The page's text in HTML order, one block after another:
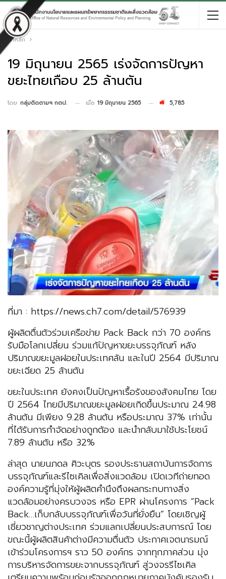
หน้าหลัก
19 มิถุนายน 2565 เร่งจัดการปัญหา
ขยะไทยเกือบ 25 ล้านตัน
โดย กลุ่มติดตามฯ กตป. เมื่อ 19 มิถุนายน 2565 5,785
ที่มา : https://news.ch7.com/detail/576939
ผู้ผลิตตื่นตัวร่วมเครือข่าย Pack Back กว่า 70 องค์กร
รับมือโลกเปลี่ยน ร่วมแก้ปัญหาขยะบรรจุภัณฑ์ หลัง
ปริมาณขยะมูลฝอยในประเทศล้น และในปี 2564 มีปริมาณ
ขยะเฉียด 25 ล้านตัน
ขยะในประเทศ ยังคงเป็นปัญหาเรื้อรังของสังคมไทย โดย
ปี 2564 ไทยมีปริมาณขยะมูลฝอยเกิดขึ้นประมาณ 24.98
ล้านตัน มีเพียง 9.28 ล้านตัน หรือประมาณ 37% เท่านั้น
ที่ได้รับการกำจัดอย่างถูกต้อง และนำกลับมาใช้ประโยชน์
7.89 ล้านตัน หรือ 32%
ล่าสุด นายนภดล ศิวะบุตร รองประธานสถาบันการจัดการ
บรรจุภัณฑ์และรีไซเคิลเพื่อสิ่งแวดล้อม เปิดเวทีถ่ายทอด
องค์ความรู้ที่มุ่งให้ผู้ผลิตคำนึงถึงผลกระทบทางสิ่ง
แวดล้อมอย่างครบวงจร หรือ EPR ผ่านโครงการ “Pack
Back…เก็บกลับบรรจุภัณฑ์เพื่อวันที่ยั่งยืน” โดยเชิญผู้
เชี่ยวชาญต่างประเทศ ร่วมแลกเปลี่ยนประสบการณ์ โดย
ขณะนี้ผู้ผลิตสินค้าต่างมีความตื่นตัว ประกาศเจตนารมณ์
เข้าร่วมโครงการฯ ราว 50 องค์กร จากทุกภาคส่วน มุ่ง
การบริหารจัดการขยะจากบรรจุภัณฑ์ สู่วงจรรีไซเคิล